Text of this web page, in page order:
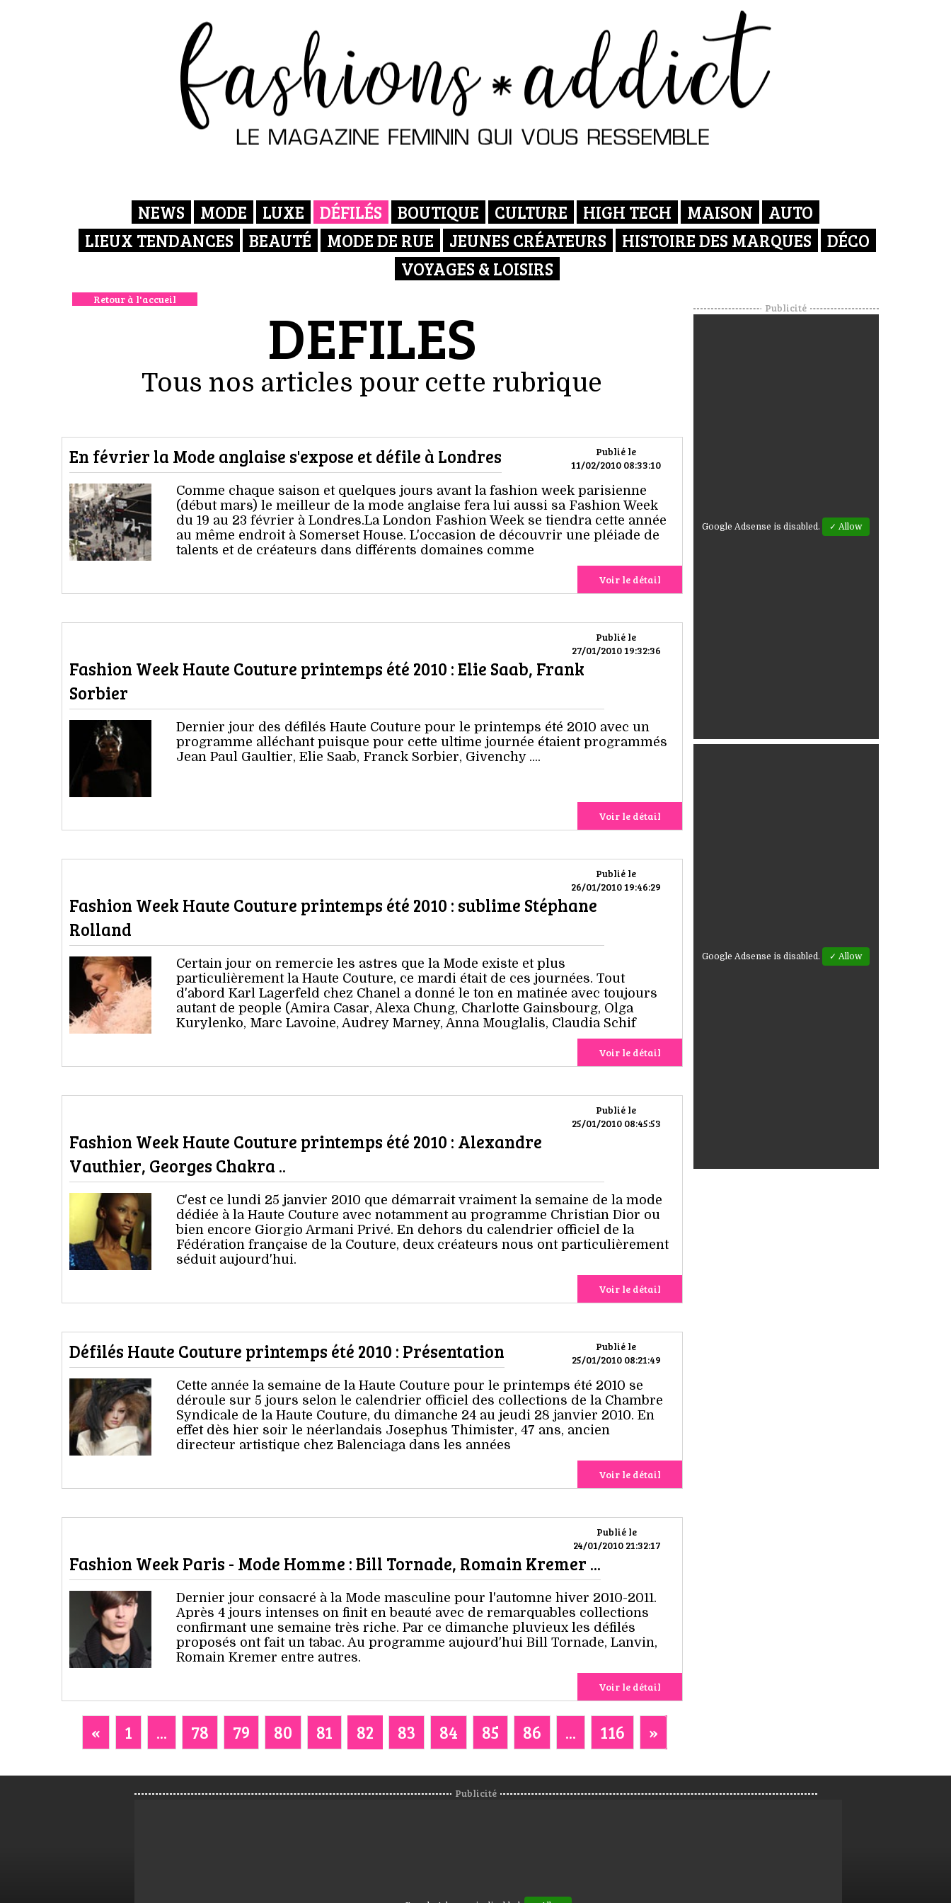
NEWS MODE LUXE DÉFILÉS BOUTIQUE CULTURE HIGH TECH MAISON
AUTO
LIEUX TENDANCES
BEAUTÉ MODE DE RUE JEUNES CRÉATEURS HISTOIRE DES MARQUES
DÉCO
VOYAGES & LOISIRS
Retour à l'accueil DEFILES
Tous nos articles pour cette rubrique
Publié le
11/02/2010 08:33:10
En février la Mode anglaise s'expose et défile à Londres
Comme chaque saison et quelques jours avant la fashion week parisienne
(début mars) le meilleur de la mode anglaise fera lui aussi sa Fashion Week
du 19 au 23 février à Londres.La London Fashion Week se tiendra cette année
au même endroit à Somerset House. L'occasion de découvrir une pléiade de
talents et de créateurs dans différents domaines comme
Voir le détail
Publié le
27/01/2010 19:32:36
Fashion Week Haute Couture printemps été 2010 : Elie Saab, Frank
Sorbier
Dernier jour des défilés Haute Couture pour le printemps été 2010 avec un
programme alléchant puisque pour cette ultime journée étaient programmés
Jean Paul Gaultier, Elie Saab, Franck Sorbier, Givenchy ....
Voir le détail
Publié le
26/01/2010 19:46:29
Fashion Week Haute Couture printemps été 2010 : sublime Stéphane
Rolland
Certain jour on remercie les astres que la Mode existe et plus
particulièrement la Haute Couture, ce mardi était de ces journées. Tout
d'abord Karl Lagerfeld chez Chanel a donné le ton en matinée avec toujours
autant de people (Amira Casar, Alexa Chung, Charlotte Gainsbourg, Olga
Kurylenko, Marc Lavoine, Audrey Marney, Anna Mouglalis, Claudia Schif
Voir le détail
Publié le
25/01/2010 08:45:53
Fashion Week Haute Couture printemps été 2010 : Alexandre
Vauthier, Georges Chakra ..
C'est ce lundi 25 janvier 2010 que démarrait vraiment la semaine de la mode
dédiée à la Haute Couture avec notamment au programme Christian Dior ou
bien encore Giorgio Armani Privé. En dehors du calendrier officiel de la
Fédération française de la Couture, deux créateurs nous ont particulièrement
séduit aujourd'hui.
Voir le détail
Publié le
25/01/2010 08:21:49
Défilés Haute Couture printemps été 2010 : Présentation
Cette année la semaine de la Haute Couture pour le printemps été 2010 se
déroule sur 5 jours selon le calendrier officiel des collections de la Chambre
Syndicale de la Haute Couture, du dimanche 24 au jeudi 28 janvier 2010. En
effet dès hier soir le néerlandais Josephus Thimister, 47 ans, ancien
directeur artistique chez Balenciaga dans les années
Voir le détail
Publié le
24/01/2010 21:32:17
Fashion Week Paris - Mode Homme : Bill Tornade, Romain Kremer ...
Dernier jour consacré à la Mode masculine pour l'automne hiver 2010-2011.
Après 4 jours intenses on finit en beauté avec de remarquables collections
confirmant une semaine très riche. Par ce dimanche pluvieux les défilés
proposés ont fait un tabac. Au programme aujourd'hui Bill Tornade, Lanvin,
Romain Kremer entre autres.
Voir le détail
« 1 ... 78 79 80 81 82 83 84 85 86 ... 116 »
Publicité
Google Adsense is disabled. ✓ Allow
Google Adsense is disabled. ✓ Allow
Publicité